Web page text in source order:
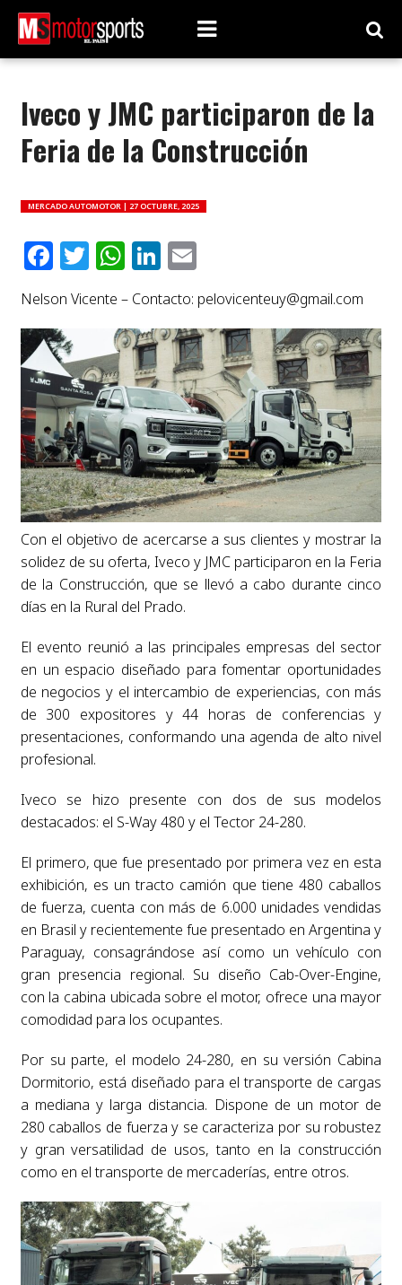
Iveco y JMC participaron de la
Feria de la Construcción
MERCADO AUTOMOTOR | 27 OCTUBRE, 2025
Facebook
Twitter
WhatsApp
LinkedIn
Email
Nelson Vicente – Contacto: pelovicenteuy@gmail.com
Con el objetivo de acercarse a sus clientes y mostrar la
solidez de su oferta, Iveco y JMC participaron en la Feria
de la Construcción, que se llevó a cabo durante cinco
días en la Rural del Prado.
El evento reunió a las principales empresas del sector
en un espacio diseñado para fomentar oportunidades
de negocios y el intercambio de experiencias, con más
de 300 expositores y 44 horas de conferencias y
presentaciones, conformando una agenda de alto nivel
profesional.
Iveco se hizo presente con dos de sus modelos
destacados: el S-Way 480 y el Tector 24-280.
El primero, que fue presentado por primera vez en esta
exhibición, es un tracto camión que tiene 480 caballos
de fuerza, cuenta con más de 6.000 unidades vendidas
en Brasil y recientemente fue presentado en Argentina y
Paraguay, consagrándose así como un vehículo con
gran presencia regional. Su diseño Cab-Over-Engine,
con la cabina ubicada sobre el motor, ofrece una mayor
comodidad para los ocupantes.
Por su parte, el modelo 24-280, en su versión Cabina
Dormitorio, está diseñado para el transporte de cargas
a mediana y larga distancia. Dispone de un motor de
280 caballos de fuerza y se caracteriza por su robustez
y gran versatilidad de usos, tanto en la construcción
como en el transporte de mercaderías, entre otros.